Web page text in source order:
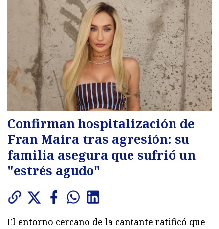
Confirman hospitalización de
Fran Maira tras agresión: su
familia asegura que sufrió un
"estrés agudo"
El entorno cercano de la cantante ratificó que